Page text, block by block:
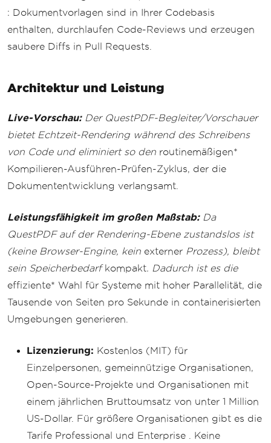
: Dokumentvorlagen sind in Ihrer Codebasis
enthalten, durchlaufen Code-Reviews und erzeugen
saubere Diffs in Pull Requests.
Architektur und Leistung
Live-Vorschau:Der QuestPDF-Begleiter/Vorschauer
bietet Echtzeit-Rendering während des Schreibens
von Code und eliminiert so den routinemäßigen*
Kompilieren-Ausführen-Prüfen-Zyklus, der die
Dokumententwicklung verlangsamt.
Leistungsfähigkeit im großen Maßstab:Da
QuestPDF auf der Rendering-Ebene zustandslos ist
(keine Browser-Engine, kein externer Prozess), bleibt
sein Speicherbedarfkompakt. Dadurch ist es die
effiziente* Wahl für Systeme mit hoher Parallelität, die
Tausende von Seiten pro Sekunde in containerisierten
Umgebungen generieren.
Lizenzierung: Kostenlos (MIT) für
Einzelpersonen, gemeinnützige Organisationen,
Open-Source-Projekte und Organisationen mit
einem jährlichen Bruttoumsatz von unter 1 Million
US-Dollar. Für größere Organisationen gibt es die
Tarife Professional und Enterprise . Keine